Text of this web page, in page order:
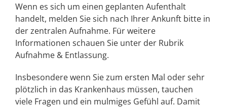
Wenn es sich um einen geplanten Aufenthalt
handelt, melden Sie sich nach Ihrer Ankunft bitte in
der zentralen Aufnahme. Für weitere
Informationen schauen Sie unter der Rubrik
Aufnahme & Entlassung.
Insbesondere wenn Sie zum ersten Mal oder sehr
plötzlich in das Krankenhaus müssen, tauchen
viele Fragen und ein mulmiges Gefühl auf. Damit